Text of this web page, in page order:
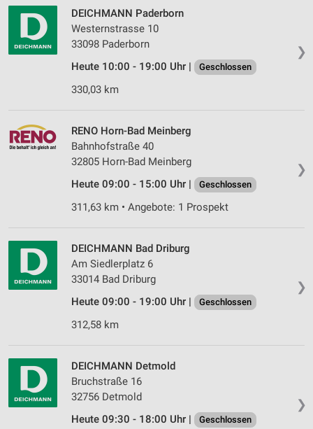
❯
DEICHMANN Paderborn
Westernstrasse 10
33098 Paderborn
Heute 10:00 - 19:00 Uhr |
Geschlossen
330,03 km
❯
RENO Horn-Bad Meinberg
Bahnhofstraße 40
32805 Horn-Bad Meinberg
Heute 09:00 - 15:00 Uhr |
Geschlossen
311,63 km • Angebote: 1 Prospekt
❯
DEICHMANN Bad Driburg
Am Siedlerplatz 6
33014 Bad Driburg
Heute 09:00 - 19:00 Uhr |
Geschlossen
312,58 km
❯
DEICHMANN Detmold
Bruchstraße 16
32756 Detmold
Heute 09:30 - 18:00 Uhr |
Geschlossen